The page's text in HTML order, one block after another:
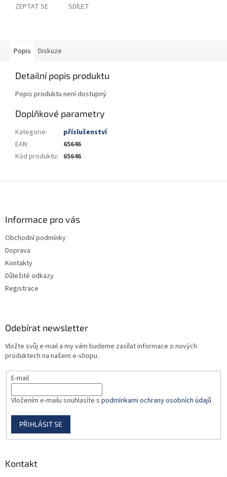
ZEPTAT SE SDÍLET
Popis Diskuze
Detailní popis produktu
Popis produktu není dostupný
Doplňkové parametry
Kategorie:
příslušenství
EAN:
65646
Kód produktu: 65646
Informace pro vás
Obchodní podmínky
Doprava
Kontakty
Důležité odkazy
Registrace
Odebírat newsletter
Vložte svůj e-mail a my vám budeme zasílat informace o nových
produktech na našem e-shopu.
E-mail
Vložením e-mailu souhlasíte s podmínkami ochrany osobních údajů
PŘIHLÁSIT SE
Kontakt